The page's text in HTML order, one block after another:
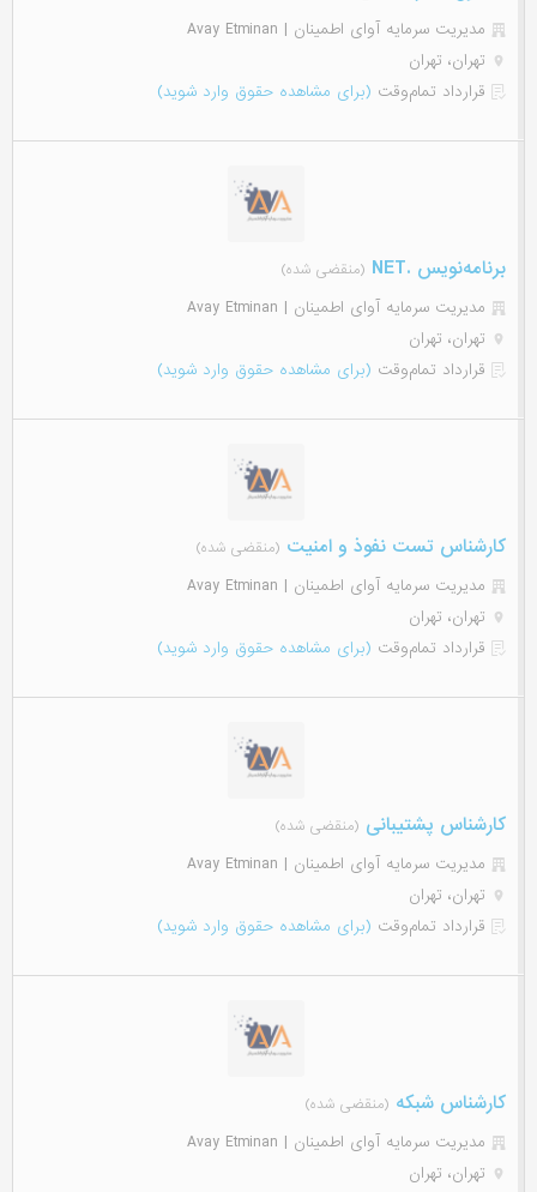
مدیریت سرمایه آوای اطمینان | Avay Etminan
تهران، تهران
قرارداد تمام‌وقت (برای مشاهده حقوق وارد شوید)
برنامه‌نویس .NET (منقضی شده)
مدیریت سرمایه آوای اطمینان | Avay Etminan
تهران، تهران
قرارداد تمام‌وقت (برای مشاهده حقوق وارد شوید)
کارشناس تست نفوذ و امنیت (منقضی شده)
مدیریت سرمایه آوای اطمینان | Avay Etminan
تهران، تهران
قرارداد تمام‌وقت (برای مشاهده حقوق وارد شوید)
کارشناس پشتیبانی (منقضی شده)
مدیریت سرمایه آوای اطمینان | Avay Etminan
تهران، تهران
قرارداد تمام‌وقت (برای مشاهده حقوق وارد شوید)
کارشناس شبکه (منقضی شده)
مدیریت سرمایه آوای اطمینان | Avay Etminan
تهران، تهران